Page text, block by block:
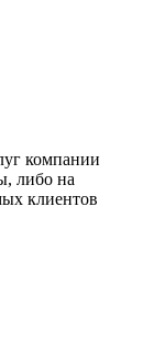
компании
либо на
клиентов